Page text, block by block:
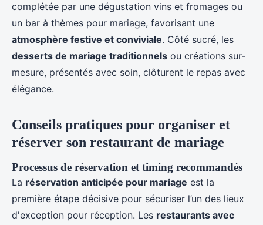
complétée par une dégustation vins et fromages ou
un bar à thèmes pour mariage, favorisant une
atmosphère festive et conviviale. Côté sucré, les
desserts de mariage traditionnels ou créations sur-
mesure, présentés avec soin, clôturent le repas avec
élégance.
Conseils pratiques pour organiser et
réserver son restaurant de mariage
Processus de réservation et timing recommandés
La réservation anticipée pour mariage est la
première étape décisive pour sécuriser l’un des lieux
d'exception pour réception. Les restaurants avec